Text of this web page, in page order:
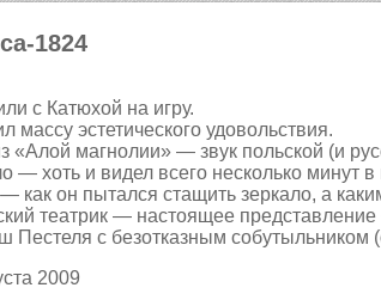
1824
с Катюхой на игру.
массу эстетического удовольствия.
«Алой магнолии» — звук польской (и
— хоть и видел всего несколько минут
как он пытался стащить зеркало, а
театрик — настоящее
Пестеля с безотказным собутыльником
2009